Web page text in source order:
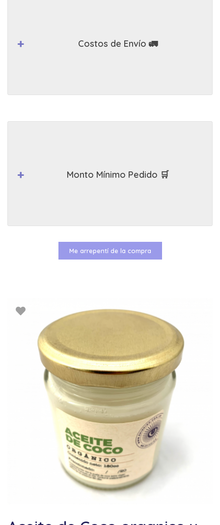
Costos de Envío 🚛
Monto Mínimo Pedido 🛒
Me arrepentí de la compra